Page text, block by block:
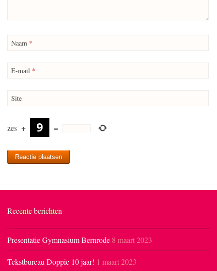
Naam *
E-mail *
Site
zes + =
Recente berichten
Presentatie Gymnasium Bernrode 8 maart 2023
Tekstbureau Doppie 10 jaar! 1 maart 2023